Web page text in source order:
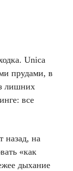
Unica
прудами, в
лишних
все
назад, на
«как
дыхание